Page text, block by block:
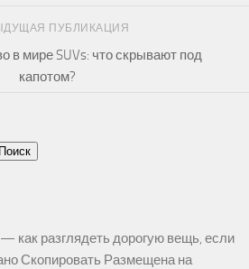
ПУБЛИКАЦИЯ
в мире SUVs: что скрывают под
капотом?
Поиск
как разглядеть дорогую вещь, если
Скопировать Размещена на